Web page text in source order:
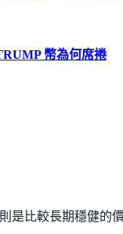
幣為何席捲
是比較長期穩健的